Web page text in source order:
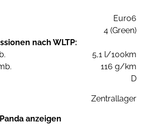
Euro6
4 (Green)
nach WLTP:
5,1 l/100km
116 g/km
D
Zentrallager
anzeigen